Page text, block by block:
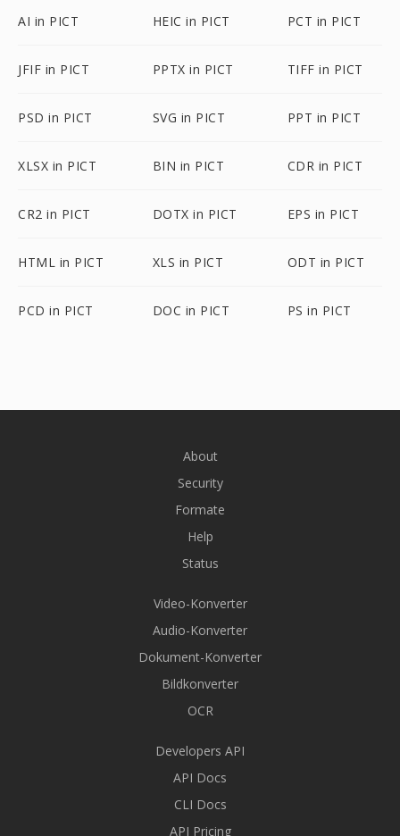
AI in PICT HEIC in PICT PCT in PICT
JFIF in PICT PPTX in PICT TIFF in PICT
PSD in PICT SVG in PICT PPT in PICT
XLSX in PICT BIN in PICT CDR in PICT
CR2 in PICT DOTX in PICT EPS in PICT
HTML in PICT XLS in PICT ODT in PICT
PCD in PICT DOC in PICT PS in PICT
About
Security
Formate
Help
Status
Video-Konverter
Audio-Konverter
Dokument-Konverter
Bildkonverter
OCR
Developers API
API Docs
CLI Docs
API Pricing